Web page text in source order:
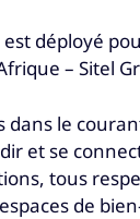
déployé
– Sitel
dans le
et se
tous
de